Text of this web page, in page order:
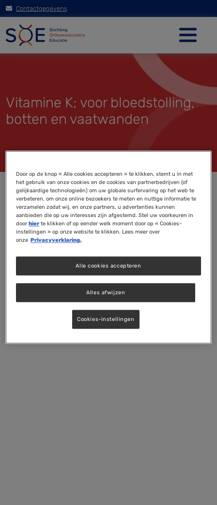
Contactgegevens
Vitamine K; voor bloedstolling,
botten en vaatwanden
Door op de knop « Alle cookies accepteren » te klikken, stemt u in met
het gebruik van onze cookies en de cookies van partnerbedrijven (of
gelijkaardige technologieën) om uw globale surfervaring op het web te
verbeteren, om onze online bezoekers te meten en nuttige informatie te
verzamelen zodat wij, en onze partners, u advertenties kunnen
aanbieden die op uw interesses zijn afgestemd. Stel uw voorkeuren in
doorhierte klikken of op eender welk moment door op « Cookies-
instellingen » op onze website te klikken. Lees meer over
onze Privacyverklaring.
Alles afwijzen
Alle cookies accepteren
Cookies-instellingen